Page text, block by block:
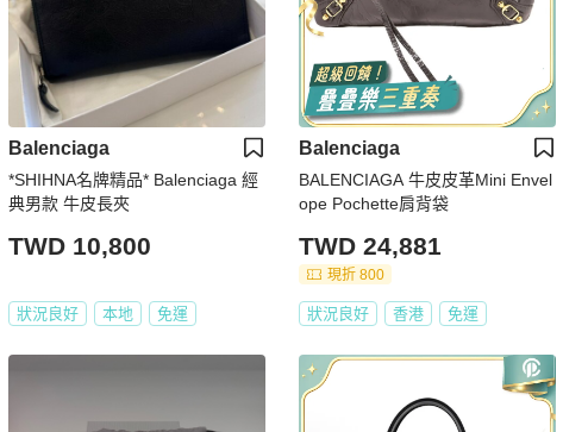
Balenciaga
*SHIHNA名牌精品* Balenciaga 經
典男款 牛皮長夾
TWD 10,800
狀況良好 本地 免運
Balenciaga
BALENCIAGA 牛皮皮革Mini Envel
ope Pochette肩背袋
TWD 24,881
現折 800
狀況良好 香港 免運